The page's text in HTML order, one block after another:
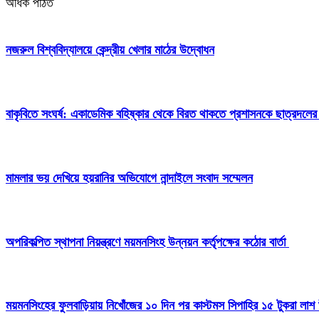
অধিক পঠিত
নজরুল বিশ্ববিদ্যালয়ে কেন্দ্রীয় খেলার মাঠের উদ্বোধন
বাকৃবিতে সংঘর্ষ: একাডেমিক বহিষ্কার থেকে বিরত থাকতে প্রশাসনকে
মামলার ভয় দেখিয়ে হয়রানির অভিযোগে নান্দাইলে সংবাদ সম্মেলন
অপরিকল্পিত স্থাপনা নিয়ন্ত্রণে ময়মনসিংহ উন্নয়ন কর্তৃপক্ষের কঠোর বার্তা
ময়মনসিংহের ফুলবাড়িয়ায় নিখোঁজের ১০ দিন পর কাস্টমস সিপাহির ১৫ টুকরা লাশ